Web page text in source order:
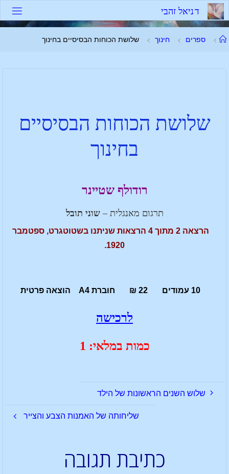
דניאל זהבי
ספרים חינוך שלושת הכוחות הבסיסיים בחינוך
שלושת הכוחות הבסיסיים
בחינוך
רודולף שטיינר
תרגום מאנגלית –שוני תובל
הרצאה 2 מתוך 4 הרצאות שניתנו בשטוטגרט, ספטמבר
1920.
10 עמודים 22 ₪ חוברת A4 הוצאה פרטית
לרכישה
כמות במלאי: 1
שלוש השנים הראשונות של הילד
שליחותה של האמנות הצבע והצייר
כתיבת תגובה